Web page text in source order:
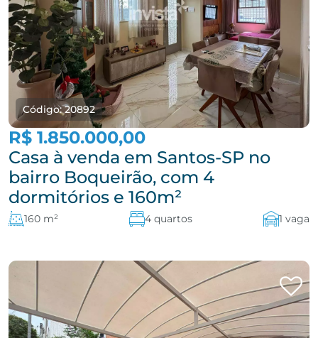
Código: 20892
R$ 1.850.000,00
Casa à venda em Santos-SP no
bairro Boqueirão, com 4
dormitórios e 160m²
160 m² 4 quartos 1 vaga